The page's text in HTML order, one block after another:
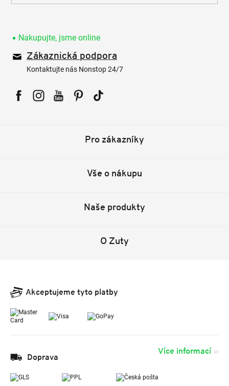
Nakupujte, jsme online
Zákaznická podpora
Kontaktujte nás Nonstop 24/7
Pro zákazníky
Vše o nákupu
Naše produkty
O Zuty
Akceptujeme tyto platby
Doprava
Více informací